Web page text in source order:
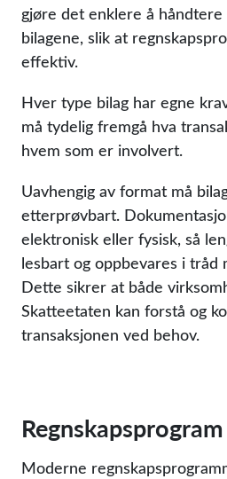
gjøre det enklere å håndtere
bilagene, slik at
effektiv.
Hver type bilag har egne
må tydelig fremgå hva
hvem som er involvert.
Uavhengig av format må
etterprøvbart.
elektronisk eller fysisk, så
lesbart og oppbevares i tråd
Dette sikrer at både
Skatteetaten kan forstå og
transaksjonen ved behov.
Moderne